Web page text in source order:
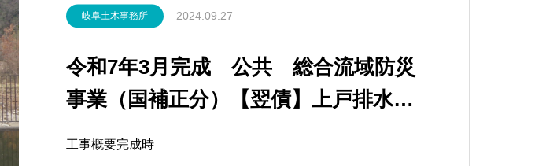
岐阜土木事務所 2024.09.27
令和7年3月完成 公共 総合流域防災
事業（国補正分）【翌債】上戸排水機
場 バイパス水路工事
工事概要完成時